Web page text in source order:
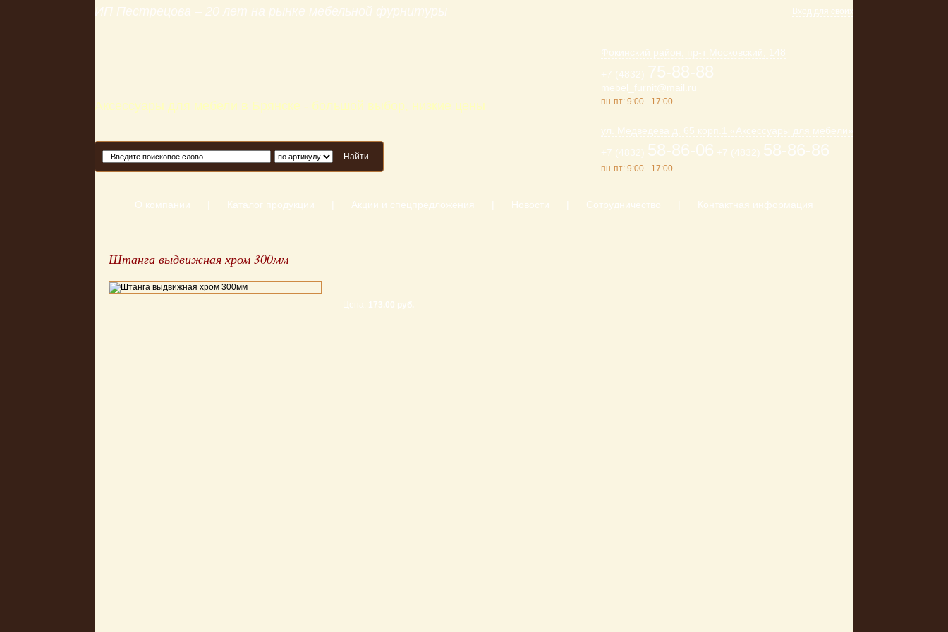
ИП Пестрецова – 20 лет на рынке мебельной фурнитуры
Аксессуары для мебели в Брянске - большой выбор, низкие цены
Вход для своих
Фокинский район, пр-т Московский, 148
+7 (4832) 75-88-88
mebel_furnit@mail.ru
пн-пт: 9:00 - 17:00
ул. Медведева д. 65 корп.1 «Аксессуары для мебели»
+7 (4832) 58-86-06 +7 (4832) 58-86-86
пн-пт: 9:00 - 17:00
Найти
О компании Каталог продукции Акции и спецпредложения Новости Сотрудничество Контактная информация
Штанга выдвижная хром 300мм
Цена: 173.00 руб.